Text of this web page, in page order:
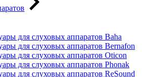
для слуховых аппаратов Baha
для слуховых аппаратов Bernafon
для слуховых аппаратов Oticon
для слуховых аппаратов Phonak
для слуховых аппаратов ReSound